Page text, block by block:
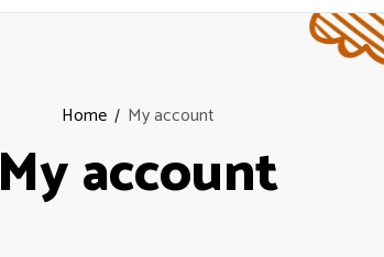
Home My account
My account